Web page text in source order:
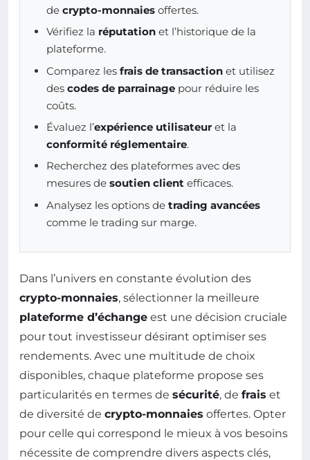
de crypto-monnaies offertes.
Vérifiez la réputation et l’historique de la
plateforme.
Comparez les frais de transaction et utilisez
des codes de parrainage pour réduire les
coûts.
Évaluez l’expérience utilisateur et la
conformité réglementaire.
Recherchez des plateformes avec des
mesures de soutien client efficaces.
Analysez les options de trading avancées
comme le trading sur marge.
Dans l’univers en constante évolution des
crypto-monnaies, sélectionner la meilleure
plateforme d’échange est une décision cruciale
pour tout investisseur désirant optimiser ses
rendements. Avec une multitude de choix
disponibles, chaque plateforme propose ses
particularités en termes de sécurité, de frais et
de diversité de crypto-monnaies offertes. Opter
pour celle qui correspond le mieux à vos besoins
nécessite de comprendre divers aspects clés,